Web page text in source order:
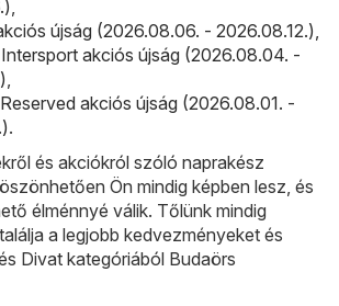
,
újság (2026.08.06. - 2026.08.12.),
akciós újság (2026.08.04. -
,
akciós újság (2026.08.01. -
.
és akciókról szóló naprakész
Ön mindig képben lesz, és
élménnyé válik. Tőlünk mindig
a legjobb kedvezményeket és
Divat kategóriából Budaörs